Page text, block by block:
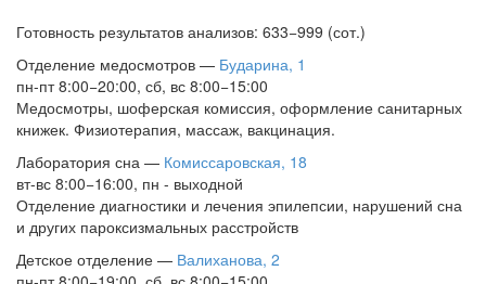
Готовность результатов анализов: 633−999 (сот.)
Отделение медосмотров — Бударина, 1
пн-пт 8:00−20:00, сб, вс 8:00−15:00
Медосмотры, шоферская комиссия, оформление санитарных
книжек. Физиотерапия, массаж, вакцинация.
Лаборатория сна — Комиссаровская, 18
вт-вс 8:00−16:00, пн - выходной
Отделение диагностики и лечения эпилепсии, нарушений сна
и других пароксизмальных расстройств
Детское отделение — Валиханова, 2